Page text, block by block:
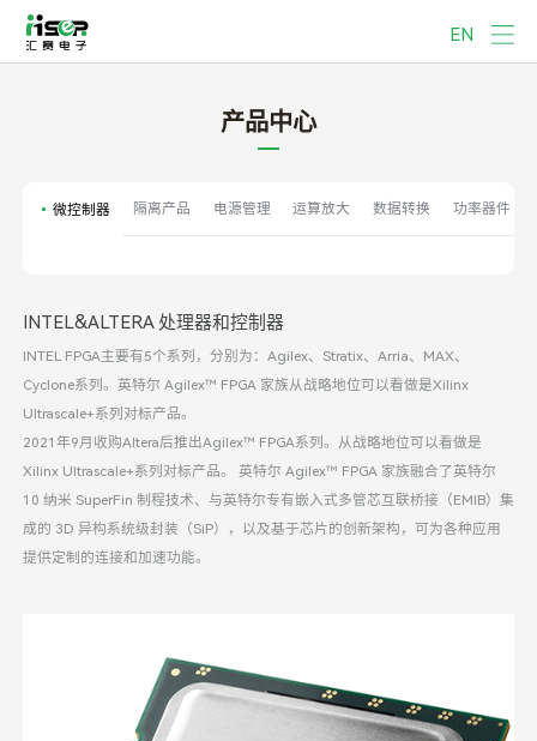
EN
产品中心
微控制器 隔离产品 电源管理 运算放大 数据转换 功率器件
INTEL&ALTERA 处理器和控制器
INTEL FPGA主要有5个系列，分别为：Agilex、Stratix、Arria、MAX、
Cyclone系列。英特尔 Agilex™ FPGA 家族从战略地位可以看做是Xilinx
Ultrascale+系列对标产品。
2021年9月收购Altera后推出Agilex™ FPGA系列。从战略地位可以看做是
Xilinx Ultrascale+系列对标产品。 英特尔 Agilex™ FPGA 家族融合了英特尔
10 纳米 SuperFin 制程技术、与英特尔专有嵌入式多管芯互联桥接（EMIB）集
成的 3D 异构系统级封装（SiP），以及基于芯片的创新架构，可为各种应用
提供定制的连接和加速功能。